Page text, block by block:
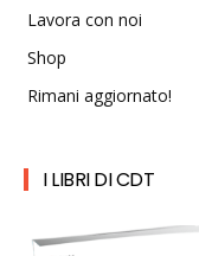
Lavora con noi
Shop
Rimani aggiornato!
I LIBRI DI CDT